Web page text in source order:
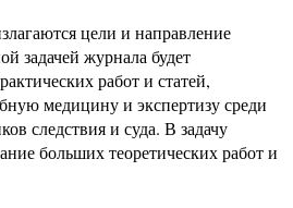
цели и направление
задачей журнала будет
работ и статей,
медицину и экспертизу среди
следствия и суда. В задачу
больших теоретических работ и